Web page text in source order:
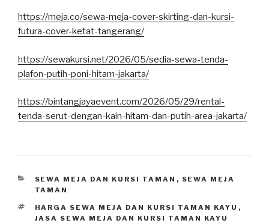
https://meja.co/sewa-meja-cover-skirting-dan-kursi-
futura-cover-ketat-tangerang/
https://sewakursi.net/2026/05/sedia-sewa-tenda-
plafon-putih-poni-hitam-jakarta/
https://bintangjayaevent.com/2026/05/29/rental-
tenda-serut-dengan-kain-hitam-dan-putih-area-jakarta/
KATEGORI
SEWA MEJA DAN KURSI TAMAN , SEWA MEJA
TAMAN
TAG
HARGA SEWA MEJA DAN KURSI TAMAN KAYU ,
JASA SEWA MEJA DAN KURSI TAMAN KAYU